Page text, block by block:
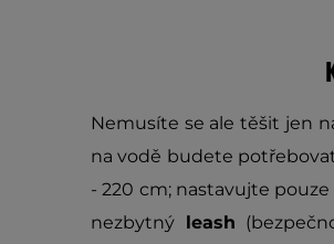
Nemusíte se ale těšit jen
na vodě budete
- 220 cm; nastavujte
nezbytný leash